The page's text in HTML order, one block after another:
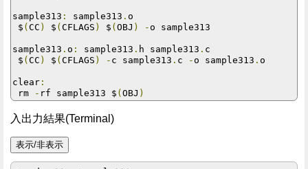
sample313 : sample313 . o
$ ( CC ) $ ( CFLAGS ) $ ( OBJ ) - o sample313
sample313 . o : sample313 . h sample313 . c
$ ( CC ) $ ( CFLAGS ) - c sample313 . c - o sample313 . o
clear :
rm
- rf sample313 $ ( OBJ )
入出力結果(Terminal)